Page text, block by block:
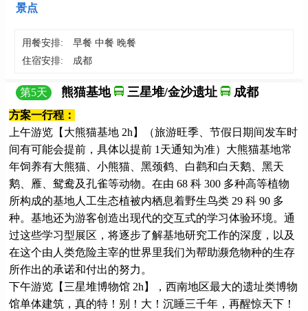
景点
用餐安排:
早餐 中餐 晚餐
住宿安排:
成都
第5天 熊猫基地 三星堆/金沙遗址 成都
方案一行程：
上午游览【大熊猫基地 2h】（旅游旺季、节假日期间发车时
间有可能会提前，具体以提前 1天通知为准）大熊猫基地常
年饲养有大熊猫、小熊猫、黑颈鹤、白鹳和白天鹅、黑天
鹅、雁、鸳鸯及孔雀等动物。在由 68 科 300 多种高等植物
所构成的基地人工生态植被内栖息着野生鸟类 29 科 90 多
种。基地还为游客创造出现代的交互式的学习体验环境。通
过这些学习型展区，将逐步了解基地研究工作的深度，以及
在这个由人类危险主宰的世界里我们为帮助濒危物种的生存
所作出的承诺和付出的努力。
下午游览【三星堆博物馆 2h】，西南地区最大的遗址类博物
馆单体建筑，真的特！别！大！沉睡三千年，再醒惊天下！